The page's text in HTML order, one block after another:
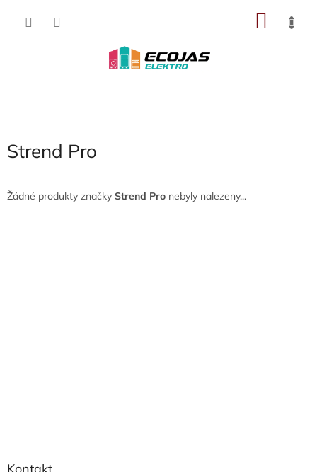
Strend Pro
Žádné produkty značky Strend Pro nebyly nalezeny...